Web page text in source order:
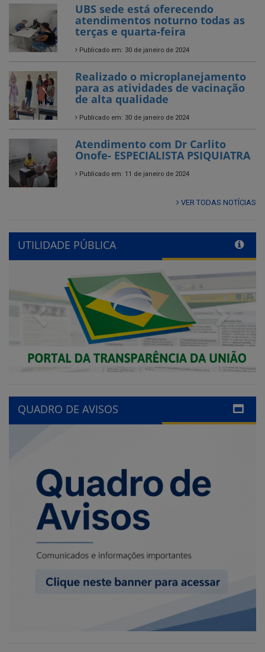
UBS sede está oferecendo
atendimentos noturno todas as
terças e quarta-feira
Publicado em: 30 de janeiro de 2024
Realizado o microplanejamento
para as atividades de vacinação
de alta qualidade
Publicado em: 30 de janeiro de 2024
Atendimento com Dr Carlito
Onofe- ESPECIALISTA PSIQUIATRA
Publicado em: 11 de janeiro de 2024
VER TODAS NOTÍCIAS
UTILIDADE PÚBLICA
Previous Next
QUADRO DE AVISOS